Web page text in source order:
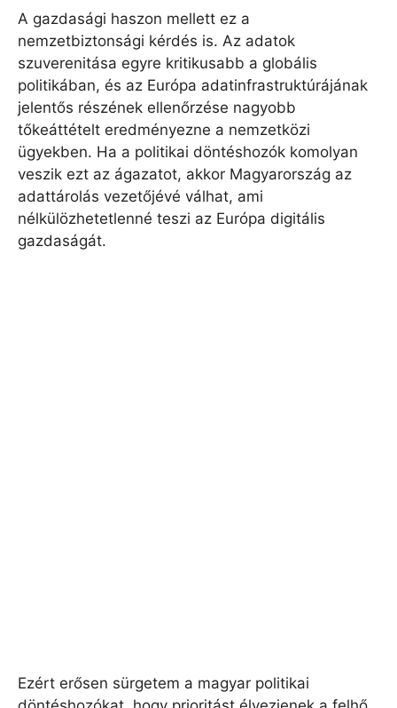
A gazdasági haszon mellett ez a
nemzetbiztonsági kérdés is. Az adatok
szuverenitása egyre kritikusabb a globális
politikában, és az Európa adatinfrastruktúrájának
jelentős részének ellenőrzése nagyobb
tőkeáttételt eredményezne a nemzetközi
ügyekben. Ha a politikai döntéshozók komolyan
veszik ezt az ágazatot, akkor Magyarország az
adattárolás vezetőjévé válhat, ami
nélkülözhetetlenné teszi az Európa digitális
gazdaságát.
Ezért erősen sürgetem a magyar politikai